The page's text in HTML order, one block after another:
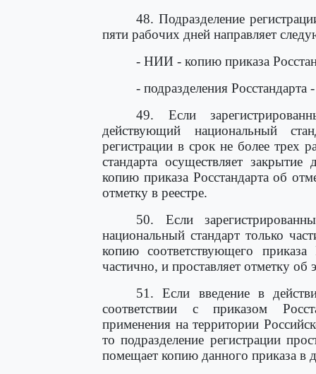
48. Подразделение
пяти рабочих дней направляет
- НИИ - копию приказа
- подразделения Росстандарта
49. Если
действующий национальный
регистрации в срок не более трех
стандарта осуществляет
копию приказа Росстандарта об
отметку в реестре.
50. Если
национальный стандарт только
копию соответствующего приказа
частично, и проставляет отметку об
51. Если введение в
соответствии с приказом
применения на территории
то подразделение регистрации
помещает копию данного приказа в